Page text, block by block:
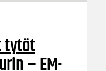
tytöt
– EM-